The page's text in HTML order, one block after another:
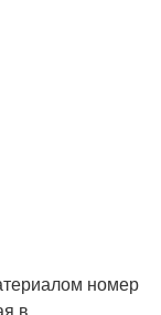
номер
в